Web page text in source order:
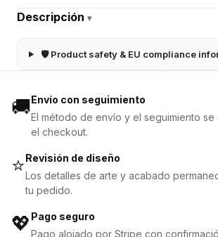
Descripción ▾
🛡 Product safety & EU compliance
🚚Envío con seguimiento
El método de envío y el seguimiento se
el checkout.
⭐Revisión de diseño
Los detalles de arte y acabado
tu pedido.
💖 Pago seguro
Pago alojado por Stripe con